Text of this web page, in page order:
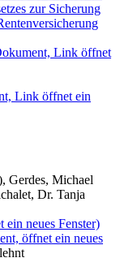
zur Sicherung
Link öffnet
Link öffnet ein
Gerdes, Michael
Dr. Tanja
neues Fenster)
öffnet ein neues